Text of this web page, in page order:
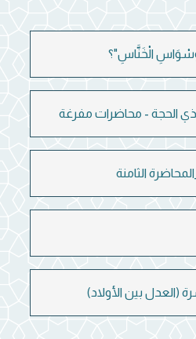
الْخَنَّاسِ"؟
الحجة - محاضرات مفرغة
الثامنة
(العدل بين الأولاد)